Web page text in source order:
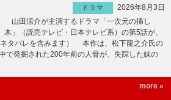
ドラマ
2026年8月3日
山田涼介が主演するドラマ「一次元の挿し
木」（読売テレビ・日本テレビ系）の第5話が、
タバレを含みます） 本作は、松下龍之介氏の
で発掘された200年前の人骨が、失踪した妹の
more »